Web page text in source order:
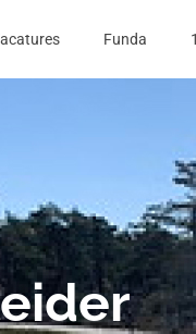
Funda